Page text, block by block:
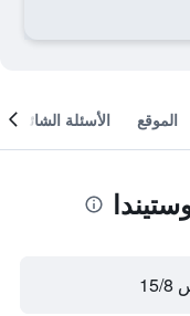
الموقع الأسئلة الشائعة
8